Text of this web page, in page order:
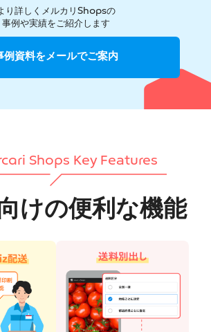
り詳しくメルカリShopsの
事例や実績をご紹介します
例資料をメールでご案内
Shops Key Features
けの便利な機能